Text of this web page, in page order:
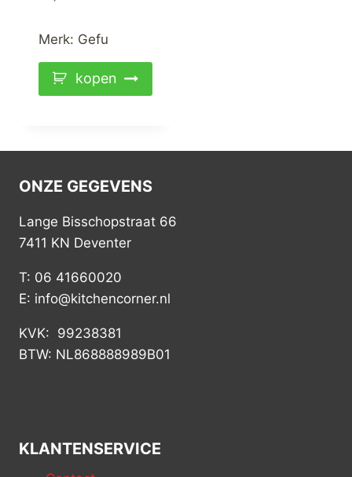
Merk: Gefu
kopen
ONZE GEGEVENS
Lange Bisschopstraat 66
7411 KN Deventer
T: 06 41660020
E: info@kitchencorner.nl
KVK: 99238381
BTW: NL868888989B01
KLANTENSERVICE